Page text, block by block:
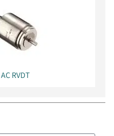
AC RVDT